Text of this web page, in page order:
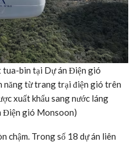
tua-bin tại Dự án Điện gió
năng từ trang trại điện gió trên
xuất khẩu sang nước láng
Điện gió Monsoon)
chậm. Trong số 18 dự án liên